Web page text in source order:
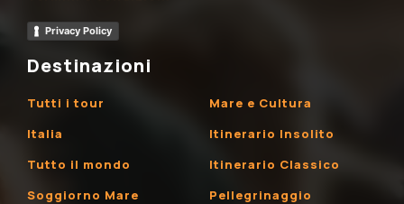
Privacy Policy
Destinazioni
Tutti i tour
Italia
Tutto il mondo
Soggiorno Mare
Mare e Cultura
Itinerario Insolito
Itinerario Classico
Pellegrinaggio